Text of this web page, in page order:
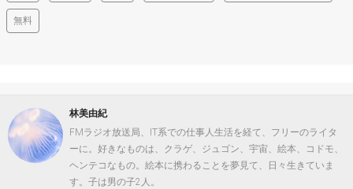
無料
林美由紀
FMラジオ放送局、IT系での仕事人生活を経て、フリーのライタ
ーに。好きなものは、クラゲ、ジュゴン、宇宙、絵本、コドモ、
ヘンテコなもの。絵本に携わることを夢見て、日々生きていま
す。子は男の子2人。